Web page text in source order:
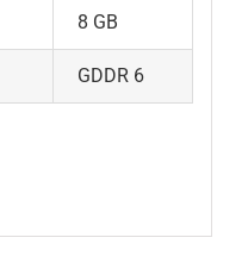
8 GB
GDDR 6